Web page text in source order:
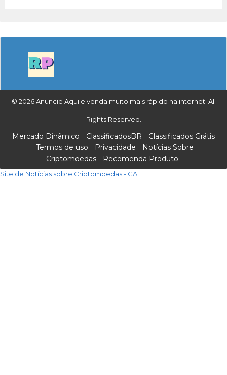
© 2026 Anuncie Aqui e venda muito mais rápido na internet. All
Rights Reserved.
Mercado Dinâmico ClassificadosBR
Classificados Grátis
Termos de uso
Privacidade
Notícias Sobre
Criptomoedas
Recomenda Produto
Site de Notícias sobre Criptomoedas - CA